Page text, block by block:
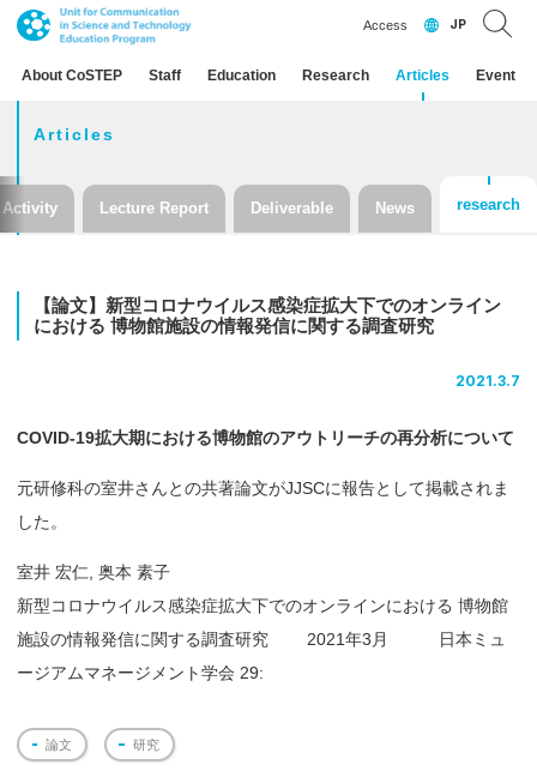
About CoSTEP Staff Education Research Articles Event
Access JP
Articles
Activity Lecture Report Deliverable News research
【論文】 新型コロナウイルス感染症拡大下でのオンライン
における 博物館施設の情報発信に関する調査研究
2021.3.7
COVID-19拡大期における博物館のアウトリーチの再分析について
元研修科の室井さんとの共著論文がJJSCに報告として掲載されま
した。
室井 宏仁, 奥本 素子
新型コロナウイルス感染症拡大下でのオンラインにおける 博物館
施設の情報発信に関する調査研究 2021年3月 日本ミュ
ージアムマネージメント学会 29:
論文 研究